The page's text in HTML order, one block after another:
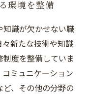
環境を整備
識が欠かせない職
新たな技術や知識
度を整備していま
ミュニケーション
、その他の分野の